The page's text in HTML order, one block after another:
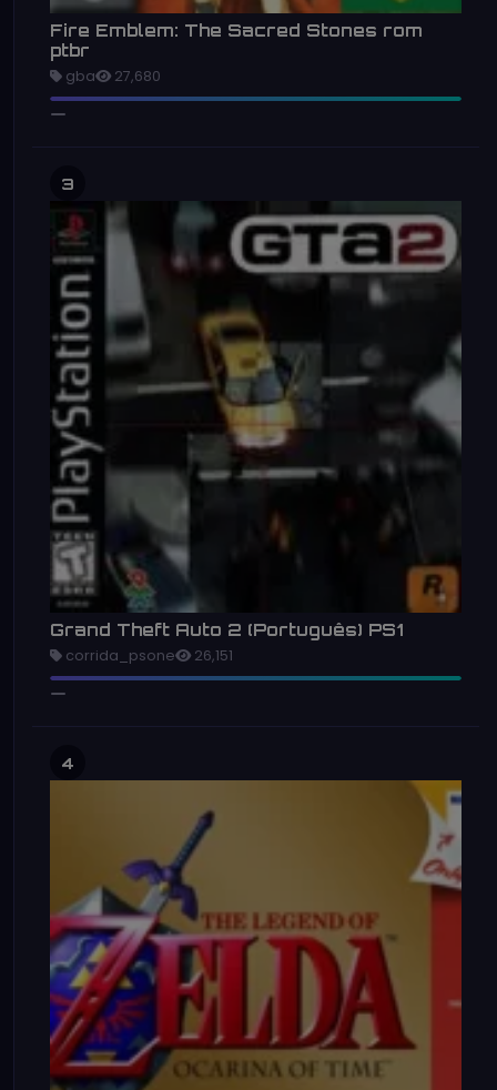
Fire Emblem: The Sacred Stones rom
ptbr
gba 27,680
3
Grand Theft Auto 2 (Português) PS1
corrida_psone 26,151
4